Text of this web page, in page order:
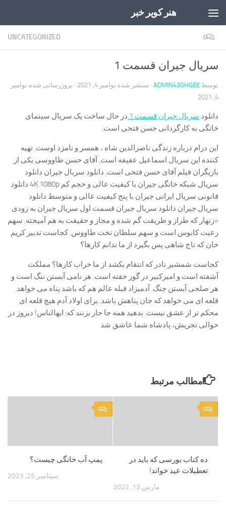
هنر کویر خبر
UNCATEGORIZED 0
سریال جیران قسمت 1
توسط ADMIN43GHGEE · منتشر شده نوامبر 4, 2021 · بروزرسانی شده نوامبر
4, 2021
دانلود سریال جیران قسمت 1
در حال ساخت یک سریال سینمای
خانگی به کارگردانی حسن فتحی است.
این درام درباره زندگی ناصرالدین شاه ، همسر و نامزد اوست. تهیه
کننده این سریال اسماعیل عفیفه است. آقای حسن طاووسی یکی از
بازیگران فیلم آقای حسن فتحی است. دانلود سربال جیران دانلود
سریال شبکه خانگی جیران با کیفیت عالی و حجم کم 4K 1080p دانلود
قانونی سریال ایرانی جیران با پنج کیفیت عالی و متوسط دانلود
سریال جیران دانلود سریال جیران قسمت اول سریال جیران به زودی
«زنهار که طراز و طریقت گم شده و مجاز و حقیقت به هم آمیخته. سهم
رعیت کابوس است و سهم سلطان تخت طاووس. کجاست تدبیر کریم
خان که تاج شاهی پس بگیرد از ما ندانم کارها؟
کجاست شمشیر نادر که انتقام بکشد از ما خراب کارها؟ مملکت
آشفته است و امیرکبیر در گور خفته است. هر نامی آبستن ننگ است و
هر صلحی آبستن جنگ. آدمیزاد قبله عالم هم که باشد پناه می خواهد.
قلعه ای می خواهد که جان پناهش باشد. برای اولاد آدم هیچ قلعه ای
محکم تر از عشق نیست. بدهید همه جا جار بزنند که: ایهالناس! دیروز در
حوالی تجریش، پادشاه شما عاشق شد
مطالب مرتبط
0
پمپ آب خانگی چیست؟
سپتامبر 25, 2023
0
ده کتاب بورسی که باید در
تعطیلات عید خواند!
مارس 13, 2022